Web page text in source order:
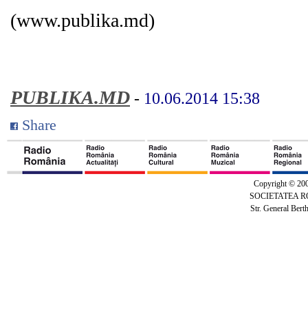
(www.publika.md)
PUBLIKA.MD - 10.06.2014 15:38
Share
Copyright ©
SOCIETATEA
Str. General